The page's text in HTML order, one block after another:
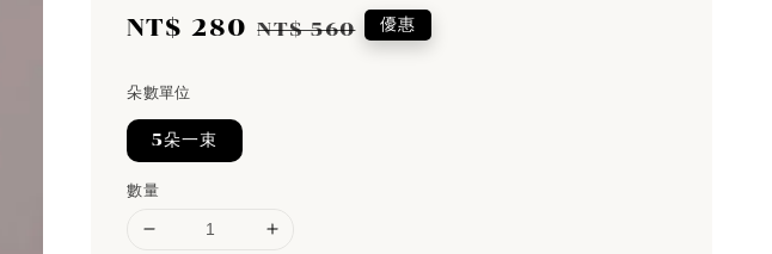
Sale
NT$ 280 Regular
NT$ 560 優惠
朵數單位
5朵一束
數量